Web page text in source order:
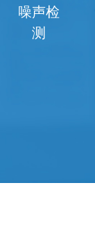
机器人
电机检